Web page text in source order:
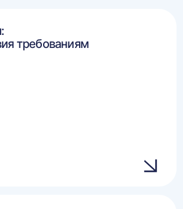
требованиям